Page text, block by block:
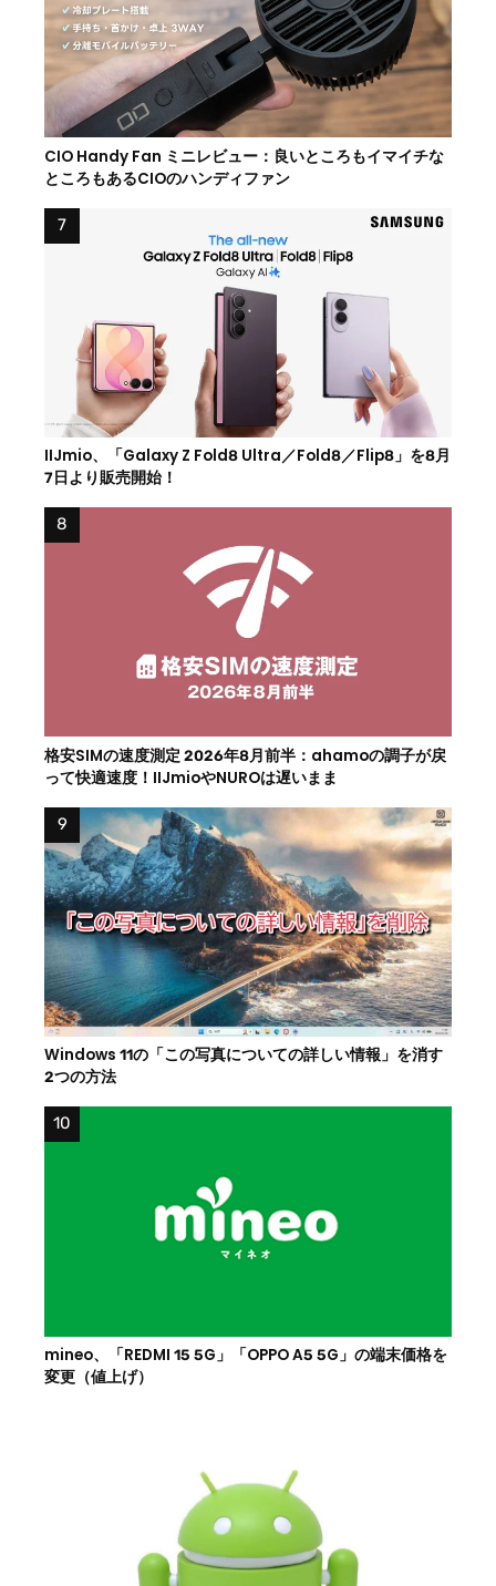
CIO Handy Fan ミニレビュー：良いところもイマイチな
ところもあるCIOのハンディファン
IIJmio、「Galaxy Z Fold8 Ultra／Fold8／Flip8」を8月
7日より販売開始！
格安SIMの速度測定 2026年8月前半：ahamoの調子が戻
って快適速度！IIJmioやNUROは遅いまま
Windows 11の「この写真についての詳しい情報」を消す
2つの方法
mineo、「REDMI 15 5G」「OPPO A5 5G」の端末価格を
変更（値上げ）